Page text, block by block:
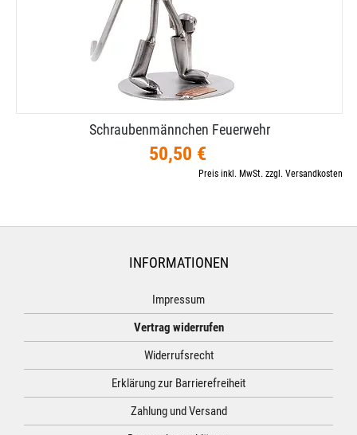
Schraubenmännchen Feuerwehr
50,50 €
Preis inkl. MwSt. zzgl. Versandkosten
INFORMATIONEN
Impressum
Vertrag widerrufen
Widerrufsrecht
Erklärung zur Barrierefreiheit
Zahlung und Versand